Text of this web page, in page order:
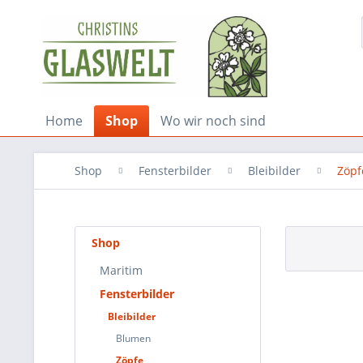
Home Shop Wo wir noch sind
Shop Fensterbilder Bleibilder
Shop
Maritim
Fensterbilder
Bleibilder
Blumen
Zöpfe